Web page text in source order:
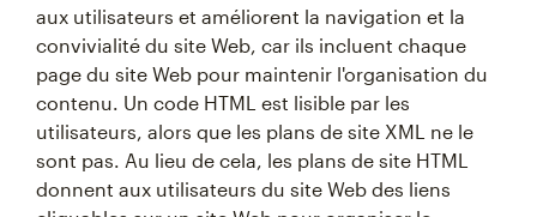
aux utilisateurs et améliorent la navigation et la
convivialité du site Web, car ils incluent chaque
page du site Web pour maintenir l'organisation du
contenu. Un code HTML est lisible par les
utilisateurs, alors que les plans de site XML ne le
sont pas. Au lieu de cela, les plans de site HTML
donnent aux utilisateurs du site Web des liens